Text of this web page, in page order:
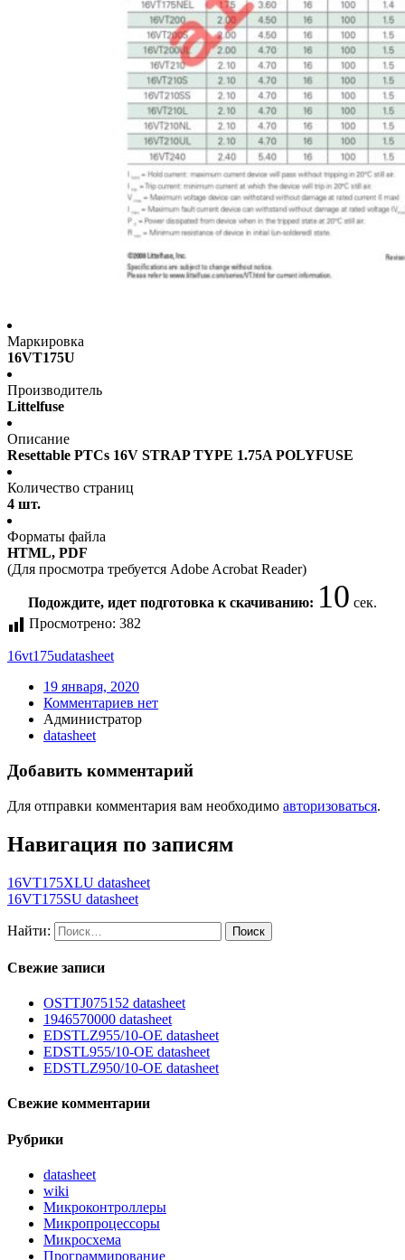
Маркировка
16VT175U
Производитель
Littelfuse
Описание
Resettable PTCs 16V STRAP TYPE 1.75A POLYFUSE
Количество страниц
4 шт.
Форматы файла
HTML, PDF
(Для просмотра требуется Adobe Acrobat Reader)
Подождите, идет подготовка к скачиванию: 10 сек.
Просмотрено: 382
16vt175udatasheet
19 января, 2020
Комментариев нет
Администратор
datasheet
Добавить комментарий
Для отправки комментария вам необходимо авторизоваться.
Навигация по записям
16VT175XLU datasheet
16VT175SU datasheet
Найти:
Свежие записи
OSTTJ075152 datasheet
1946570000 datasheet
EDSTLZ955/10-OE datasheet
EDSTL955/10-OE datasheet
EDSTLZ950/10-OE datasheet
Свежие комментарии
Рубрики
datasheet
wiki
Микроконтроллеры
Микропроцессоры
Микросхема
Программирование